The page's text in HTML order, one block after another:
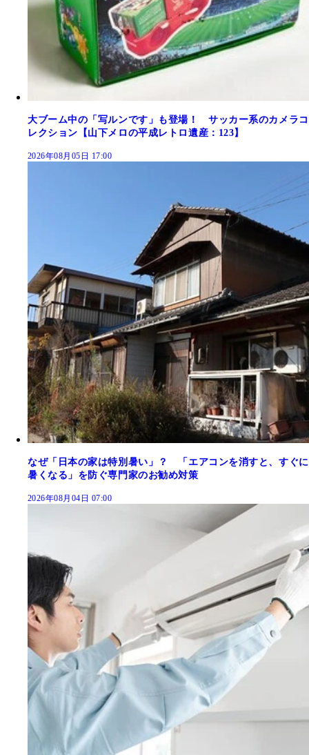
大ブーム中の「写ルンです」も登場！ サッカー系のカメラコ
レクション【山下メロの平成レトロ遺産：123】
2026年08月05日 17:00
なぜ「日本の家は特別暑い」？ 「エアコンを消すと、すぐに
暑くなる」を防ぐ専門家のお勧め対策
2026年08月04日 07:00